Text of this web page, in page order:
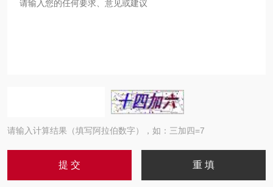
请输入计算结果（填写阿拉伯数字），如：三加四=7